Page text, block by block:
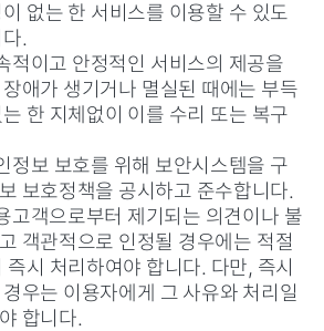
없는 한 서비스를 이용할 수 있도
.
이고 안정적인 서비스의 제공을
애가 생기거나 멸실된 때에는 부득
한 지체없이 이를 수리 또는 복구
보 보호를 위해 보안시스템을 구
보호정책을 공시하고 준수합니다.
객으로부터 제기되는 의견이나 불
객관적으로 인정될 경우에는 적절
즉시 처리하여야 합니다. 다만, 즉시
우는 이용자에게 그 사유와 처리일
합니다.